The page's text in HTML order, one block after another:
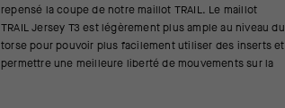
repensé la coupe de notre maillot TRAIL. Le maillot
TRAIL Jersey T3 est légèrement plus ample au niveau du
torse pour pouvoir plus facilement utiliser des inserts et
permettre une meilleure liberté de mouvements sur la
épouser la forme du corps. Nous avons aussi ajouté aux
avant-bras des éléments résistants à l’usure pour
repousser les branches d’arbres et les autres dangers